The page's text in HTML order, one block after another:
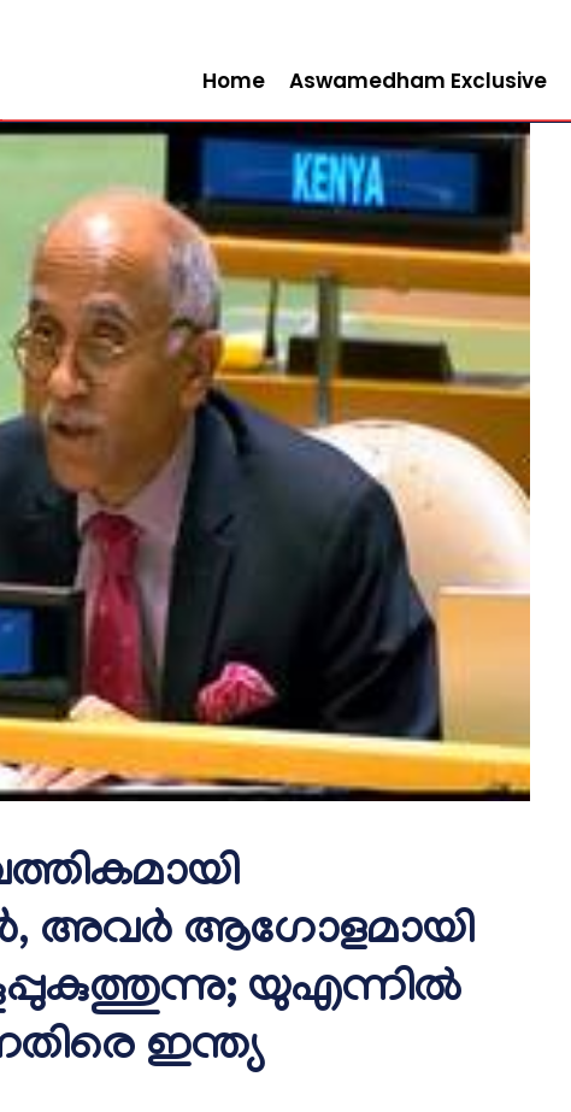
Home Aswamedham Exclusive
അവര്‍ ആഗോളമായി
യുഎന്നില്‍
ഇന്ത്യ